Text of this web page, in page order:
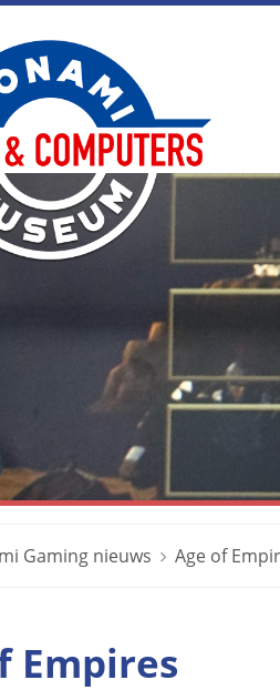
Gaming nieuws Age of
Empires